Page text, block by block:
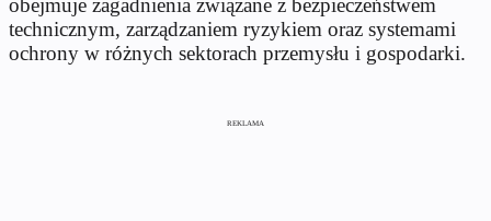
obejmuje zagadnienia związane z bezpieczeństwem
technicznym, zarządzaniem ryzykiem oraz systemami
ochrony w różnych sektorach przemysłu i gospodarki.
REKLAMA